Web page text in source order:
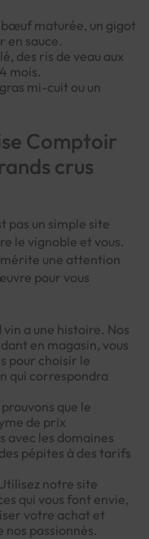
bœuf maturée, un gigot
en sauce.
des ris de veau aux
mois.
mi-cuit ou un
Comptoir
crus
pas un simple site
le vignoble et vous.
une attention
pour vous
vin a une histoire. Nos
en magasin, vous
pour choisir le
qui correspondra
prouvons que le
de prix
avec les domaines
pépites à des tarifs
notre site
qui vous font envie,
votre achat et
passionnés.